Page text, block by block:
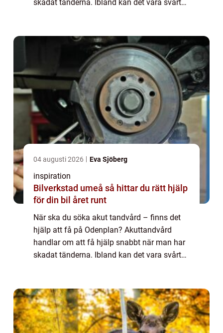
skadat tänderna. Ibland kan det vara svårt
04 augusti 2026 Eva Sjöberg
inspiration
Bilverkstad umeå så hittar du rätt hjälp
för din bil året runt
När ska du söka akut tandvård – finns det
hjälp att få på Odenplan? Akuttandvård
handlar om att få hjälp snabbt när man har
skadat tänderna. Ibland kan det vara svårt